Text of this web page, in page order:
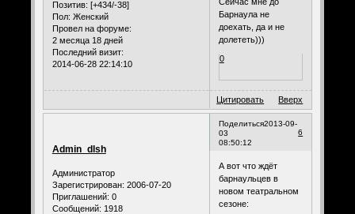
Позитив: [+434/-38]
Пол: Женский
Провел на форуме:
2 месяца 18 дней
Последний визит:
2014-06-28 22:14:10
Барнаула не
доехать, да и не
долететь)))
0
Цитировать Вверх
Поделиться
6
2013-09-
03
08:50:12
Admin_dlsh
Администратор
Зарегистрирован: 2006-07-20
Приглашений: 0
Сообщений: 1918
А вот что ждёт
барнаульцев в
новом театральном
сезоне: